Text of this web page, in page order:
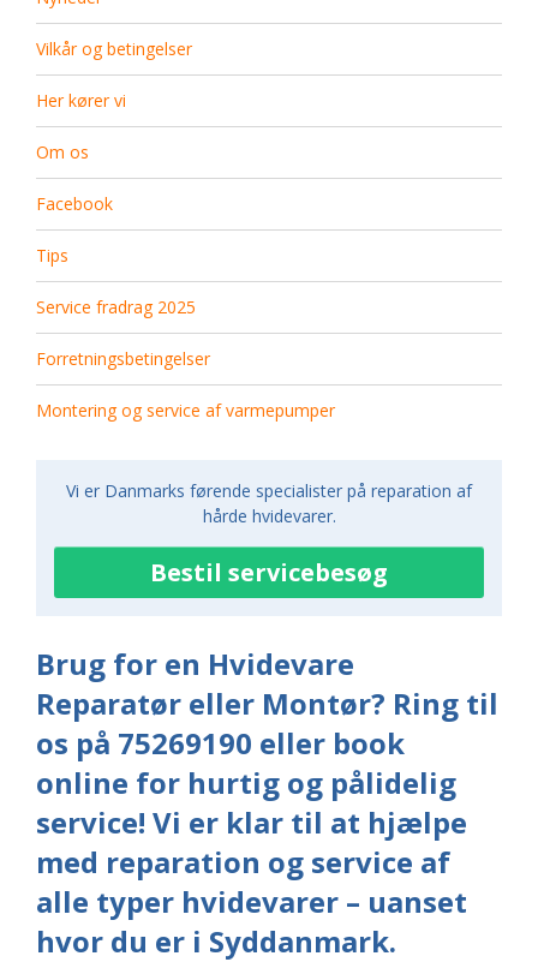
Vilkår og betingelser
Her kører vi
Om os
Facebook
Tips
Service fradrag 2025
Forretningsbetingelser
Montering og service af varmepumper
Vi er Danmarks førende specialister på reparation af
hårde hvidevarer.
Bestil servicebesøg
Brug for en Hvidevare
Reparatør eller Montør? Ring til
os på 75269190 eller book
online for hurtig og pålidelig
service! Vi er klar til at hjælpe
med reparation og service af
alle typer hvidevarer – uanset
hvor du er i Syddanmark.